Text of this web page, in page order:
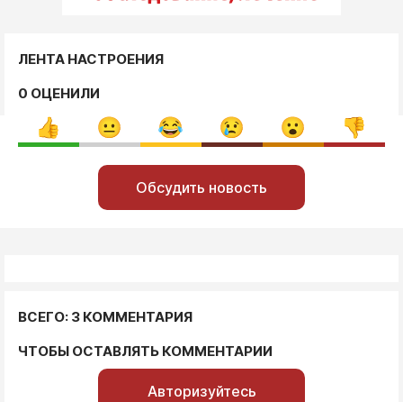
ЛЕНТА НАСТРОЕНИЯ
0 ОЦЕНИЛИ
Обсудить новость
ВСЕГО: 3 КОММЕНТАРИЯ
ЧТОБЫ ОСТАВЛЯТЬ КОММЕНТАРИИ
Авторизуйтесь